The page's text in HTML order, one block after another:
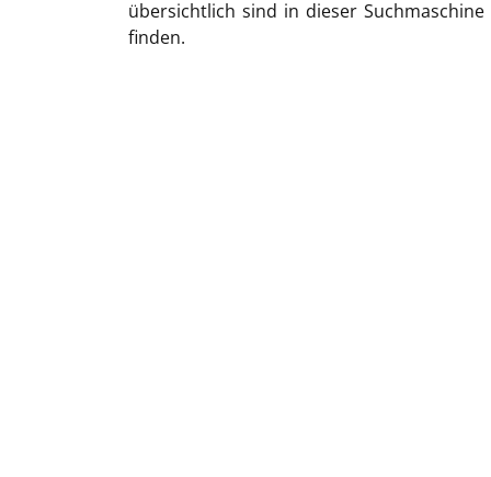
übersichtlich sind in dieser
finden.